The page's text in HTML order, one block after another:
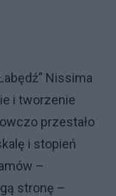
Nissima
i tworzenie
przestało
i stopień
–
stronę –